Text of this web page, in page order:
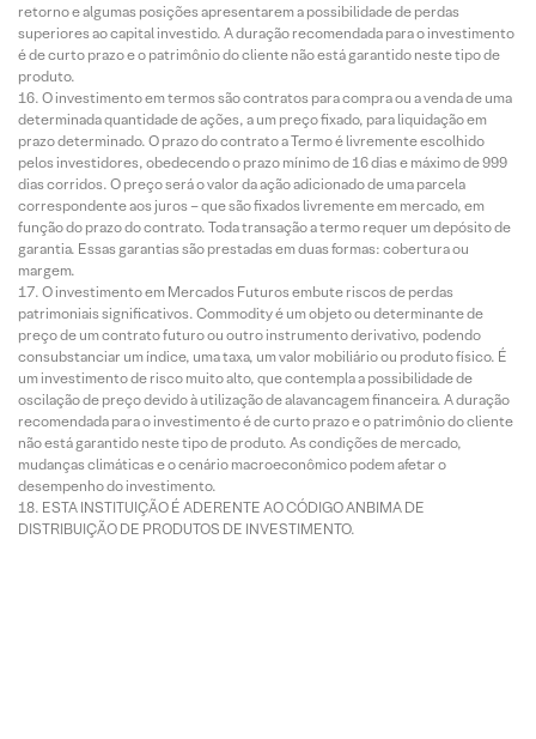
retorno e algumas posições apresentarem a possibilidade de perdas
superiores ao capital investido. A duração recomendada para o investimento
é de curto prazo e o patrimônio do cliente não está garantido neste tipo de
produto.
O investimento em termos são contratos para compra ou a venda de uma
determinada quantidade de ações, a um preço fixado, para liquidação em
prazo determinado. O prazo do contrato a Termo é livremente escolhido
pelos investidores, obedecendo o prazo mínimo de 16 dias e máximo de 999
dias corridos. O preço será o valor da ação adicionado de uma parcela
correspondente aos juros – que são fixados livremente em mercado, em
função do prazo do contrato. Toda transação a termo requer um depósito de
garantia. Essas garantias são prestadas em duas formas: cobertura ou
margem.
O investimento em Mercados Futuros embute riscos de perdas
patrimoniais significativos. Commodity é um objeto ou determinante de
preço de um contrato futuro ou outro instrumento derivativo, podendo
consubstanciar um índice, uma taxa, um valor mobiliário ou produto físico. É
um investimento de risco muito alto, que contempla a possibilidade de
oscilação de preço devido à utilização de alavancagem financeira. A duração
recomendada para o investimento é de curto prazo e o patrimônio do cliente
não está garantido neste tipo de produto. As condições de mercado,
mudanças climáticas e o cenário macroeconômico podem afetar o
desempenho do investimento.
ESTA INSTITUIÇÃO É ADERENTE AO CÓDIGO ANBIMA DE
DISTRIBUIÇÃO DE PRODUTOS DE INVESTIMENTO.